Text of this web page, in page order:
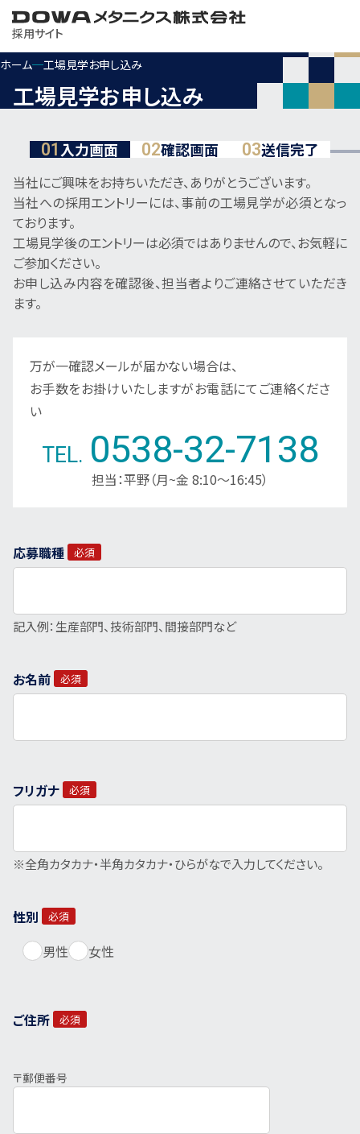
採用サイト
工場見学について
会社を知る
制度を知る
製品を知る
採用トピックス
ホーム 工場見学お申し込み
工場見学お申し込み
01入力画面 02確認画面 03送信完了
当社にご興味をお持ちいただき、ありがとうございます。
当社への採用エントリーには、事前の工場見学が必須となっ
ております。
工場見学後のエントリーは必須ではありませんので、お気軽に
ご参加ください。
お申し込み内容を確認後、担当者よりご連絡させていただき
ます。
万が一確認メールが届かない場合は、
お手数をお掛けいたしますがお電話にてご連絡くださ
い
TEL. 0538-32-7138
担当：平野（月~金 8:10～16:45）
応募職種 必須
記入例：生産部門、技術部門、間接部門など
お名前 必須
フリガナ 必須
※全角カタカナ・半角カタカナ・ひらがなで入力してください。
性別 必須
男性 女性
ご住所 必須
〒郵便番号